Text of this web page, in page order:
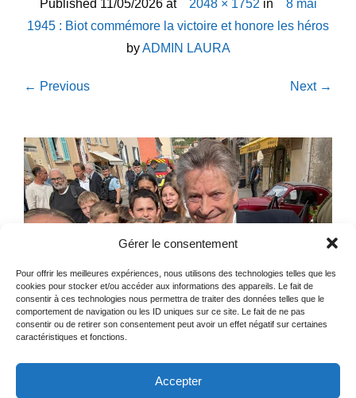
Gérer le consentement
Pour offrir les meilleures expériences, nous utilisons des technologies telles que les
cookies pour stocker et/ou accéder aux informations des appareils. Le fait de
consentir à ces technologies nous permettra de traiter des données telles que le
comportement de navigation ou les ID uniques sur ce site. Le fait de ne pas
consentir ou de retirer son consentement peut avoir un effet négatif sur certaines
caractéristiques et fonctions.
Accepter
Published 11/05/2026at 2048 × 1752 in
8 mai
1945 : Biot commémore la victoire et honore les héros
byADMIN LAURA
← Previous Next →